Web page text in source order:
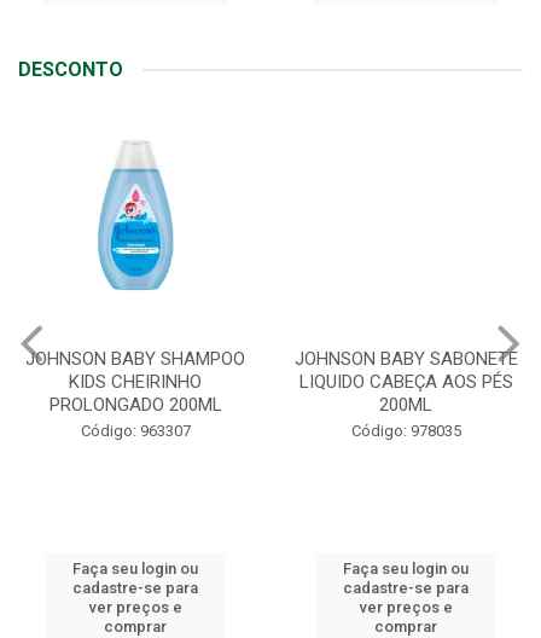
DESCONTO
JOHNSON BABY SHAMPOO
KIDS CHEIRINHO
PROLONGADO 200ML
Código: 963307
Faça seu login ou
cadastre-se para
ver preços e
comprar
JOHNSON BABY SABONETE
LIQUIDO CABEÇA AOS PÉS
200ML
Código: 978035
Faça seu login ou
cadastre-se para
ver preços e
comprar